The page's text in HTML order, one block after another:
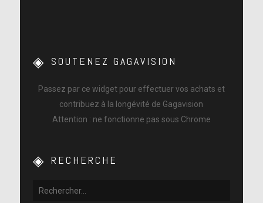
SOUTENEZ GAGAVISION
Passez par ce widget pour effectuer vos achats et
contribuez à la longévité de Gagavision
Attention : ne fonctionne pas sous Chrome
RECHERCHE